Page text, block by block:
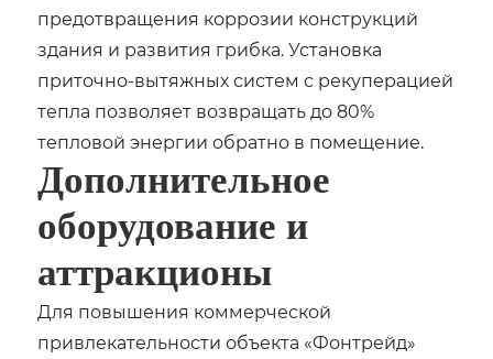
предотвращения коррозии конструкций
здания и развития грибка. Установка
приточно-вытяжных систем с рекуперацией
тепла позволяет возвращать до 80%
тепловой энергии обратно в помещение.
Дополнительное
оборудование и
аттракционы
Для повышения коммерческой
привлекательности объекта «Фонтрейд»